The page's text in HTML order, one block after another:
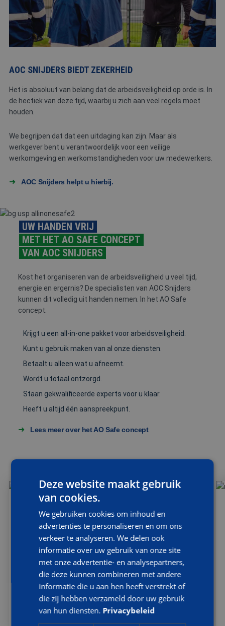
AOC SNIJDERS BIEDT ZEKERHEID
Het is absoluut van belang dat de arbeidsveiligheid op orde is. In
de hectiek van deze tijd, waarbij u zich aan veel regels moet
houden.
We begrijpen dat dat een uitdaging kan zijn. Maar als
werkgever bent u verantwoordelijk voor een veilige
werkomgeving en werkomstandigheden voor uw medewerkers.
AOC Snijders helpt u hierbij.
UW HANDEN VRIJ
MET HET AO SAFE CONCEPT
VAN AOC SNIJDERS
Kost het organiseren van de arbeidsveiligheid u veel tijd,
energie en ergernis? De specialisten van AOC Snijders
kunnen dit volledig uit handen nemen. In het AO Safe
concept:
Krijgt u een all-in-one pakket voor arbeidsveiligheid.
Kunt u gebruik maken van al onze diensten.
Betaalt u alleen wat u afneemt.
Wordt u totaal ontzorgd.
Staan gekwalificeerde experts voor u klaar.
Heeft u altijd één aanspreekpunt.
Lees meer over het AO Safe concept
AOC Snijders zoekt Commerciële
Deze website maakt gebruik
van cookies.
We gebruiken cookies om inhoud en
advertenties te personaliseren en om ons
verkeer te analyseren. We delen ook
informatie over uw gebruik van onze site
met onze advertentie- en analysepartners,
die deze kunnen combineren met andere
informatie die u aan hen heeft verstrekt of
die zij hebben verzameld door uw gebruik
van hun diensten. Privacybeleid